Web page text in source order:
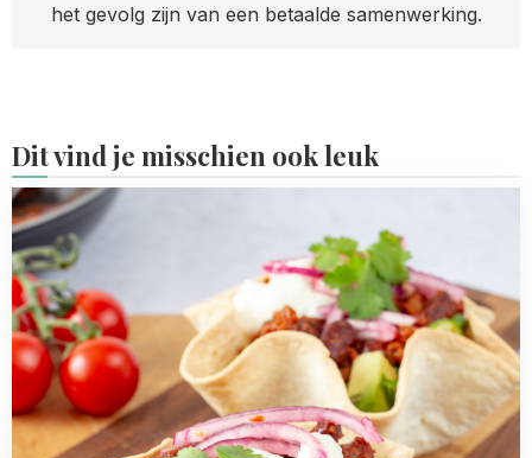
het gevolg zijn van een betaalde samenwerking.
Dit vind je misschien ook leuk
Read
more
about
Tortilla
taco
bowl